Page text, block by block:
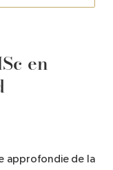
en
approfondie de la